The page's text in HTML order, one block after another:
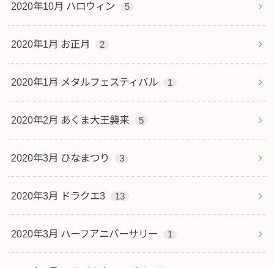
2020年10月 ハロウィン 5
2020年1月 お正月 2
2020年1月 メタルフェスティバル 1
2020年2月 あくま大王襲来 5
2020年3月 ひなまつり 3
2020年3月 ドラクエ3 13
2020年3月 ハーフアニバーサリー 1